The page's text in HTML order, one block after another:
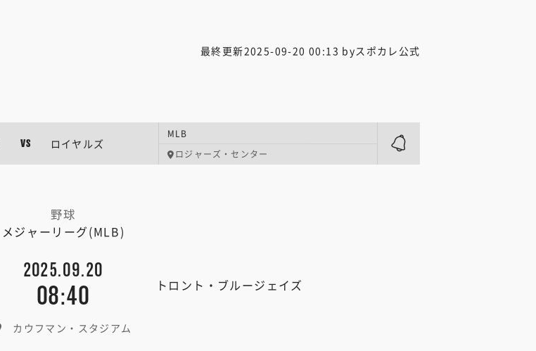
最終更新2025-09-20 00:13 byスポカレ公式
VS ロイヤルズ
MLB
ロジャーズ・センター
野球
メジャーリーグ(MLB)
2025.09.20
08:40 トロント・ブルージェイズ
カウフマン・スタジアム